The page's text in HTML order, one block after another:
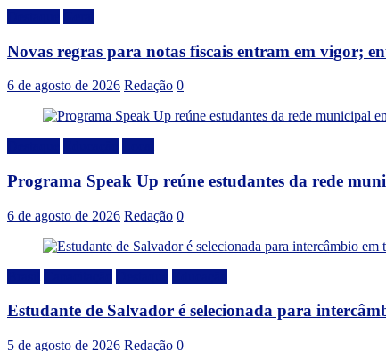
Novas regras para notas fiscais entram em vigor;
6 de agosto de 2026 Redação 0
Programa Speak Up reúne estudantes da rede
6 de agosto de 2026 Redação 0
Estudante de Salvador é selecionada para
5 de agosto de 2026 Redação 0